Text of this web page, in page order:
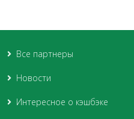
Все партнеры
Новости
Интересное о кэшбэке